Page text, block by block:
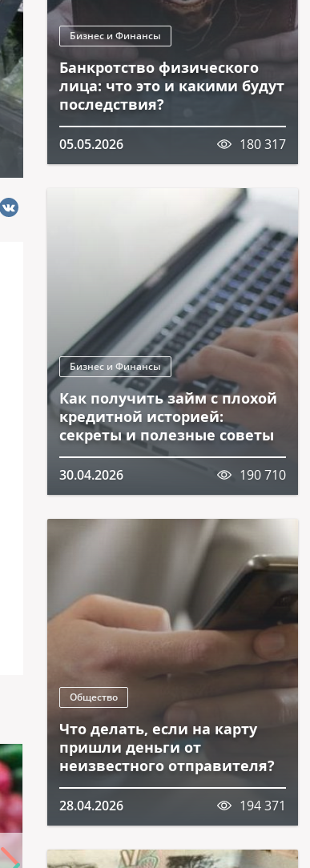
Бизнес и Финансы
Банкротство физического
лица: что это и какими будут
последствия?
05.05.2026 180 317
Бизнес и Финансы
Как получить займ с плохой
кредитной историей:
секреты и полезные советы
30.04.2026 190 710
Общество
Что делать, если на карту
пришли деньги от
неизвестного отправителя?
28.04.2026 194 371